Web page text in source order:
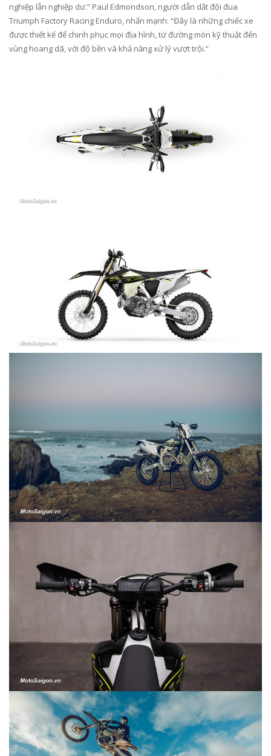
nghiệp lẫn nghiệp dư.” Paul Edmondson, người dẫn dắt đội đua
Triumph Factory Racing Enduro, nhấn mạnh: “Đây là những chiếc xe
được thiết kế để chinh phục mọi địa hình, từ đường mòn kỹ thuật đến
vùng hoang dã, với độ bền và khả năng xử lý vượt trội.”